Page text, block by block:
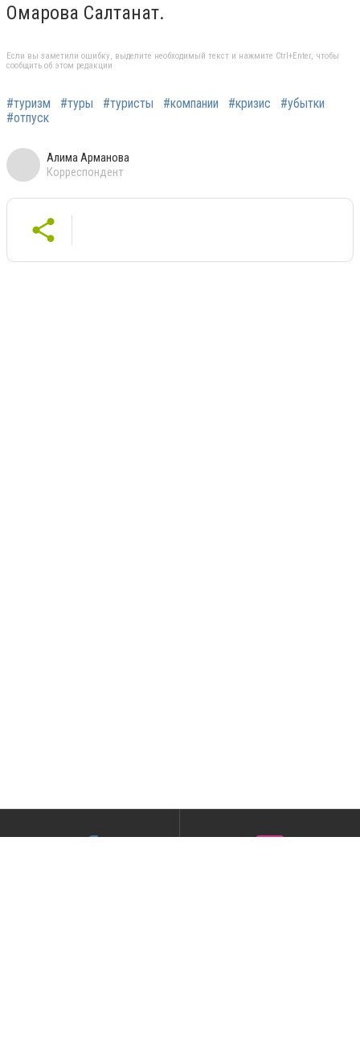
Омарова Салтанат.
Если вы заметили ошибку, выделите необходимый текст и нажмите Ctrl+Enter, чтобы
сообщить об этом редакции
#туризм #туры #туристы #компании #кризис
#убытки
#отпуск
Алима Арманова
Корреспондент